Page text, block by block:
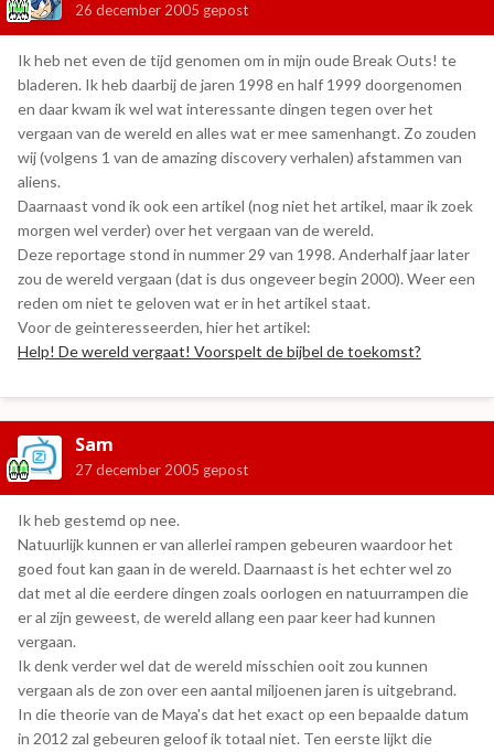
26 december 2005 gepost
Ik heb net even de tijd genomen om in mijn oude Break Outs! te
bladeren. Ik heb daarbij de jaren 1998 en half 1999 doorgenomen
en daar kwam ik wel wat interessante dingen tegen over het
vergaan van de wereld en alles wat er mee samenhangt. Zo zouden
wij (volgens 1 van de amazing discovery verhalen) afstammen van
aliens.
Daarnaast vond ik ook een artikel (nog niet het artikel, maar ik zoek
morgen wel verder) over het vergaan van de wereld.
Deze reportage stond in nummer 29 van 1998. Anderhalf jaar later
zou de wereld vergaan (dat is dus ongeveer begin 2000). Weer een
reden om niet te geloven wat er in het artikel staat.
Voor de geinteresseerden, hier het artikel:
Help! De wereld vergaat! Voorspelt de bijbel de toekomst?
Sam
27 december 2005 gepost
Ik heb gestemd op nee.
Natuurlijk kunnen er van allerlei rampen gebeuren waardoor het
goed fout kan gaan in de wereld. Daarnaast is het echter wel zo
dat met al die eerdere dingen zoals oorlogen en natuurrampen die
er al zijn geweest, de wereld allang een paar keer had kunnen
vergaan.
Ik denk verder wel dat de wereld misschien ooit zou kunnen
vergaan als de zon over een aantal miljoenen jaren is uitgebrand.
In die theorie van de Maya's dat het exact op een bepaalde datum
in 2012 zal gebeuren geloof ik totaal niet. Ten eerste lijkt die